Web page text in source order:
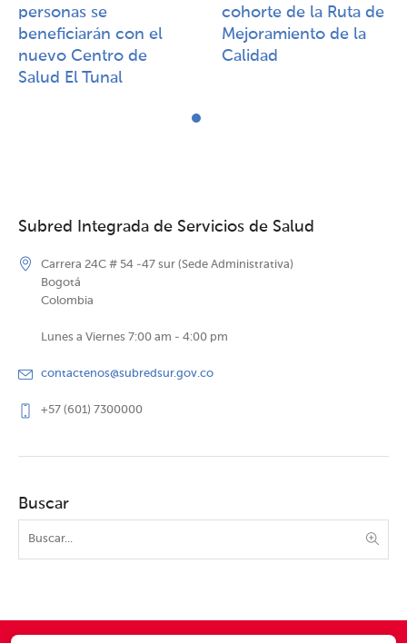
personas se
beneficiarán con el
nuevo Centro de
Salud El Tunal
cohorte de la Ruta de
Mejoramiento de la
Calidad​​
Subred Integrada de Servicios de Salud
Carrera 24C # 54 -47 sur (Sede Administrativa)
Bogotá
Colombia
Lunes a Viernes 7:00 am - 4:00 pm
contactenos@subredsur.gov.co
+57 (601) 7300000
Buscar